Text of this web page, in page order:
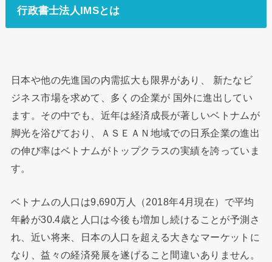
行政書士法人IMSとは
日本や他の先進国の内需拡大も限界があり、 新たなビ
ジネス市場を求めて、多くの企業が 国外に進出してい
ます。その中でも、近年は経済成長が著しいベトナムが
脚光を浴びており、ＡＳＥＡＮ地域での日系企業の進出
の伸び率はベトナムがトップクラスの実績を誇っていま
す。
ベトナムの人口は9,690万人（2018年4月現在）で平均
年齢が30.4歳と人口は今後も増加し続けることが予測さ
れ、近い将来、日本の人口を超える大きなマーケットに
なり、益々の経済発展を遂げること間違いありません。